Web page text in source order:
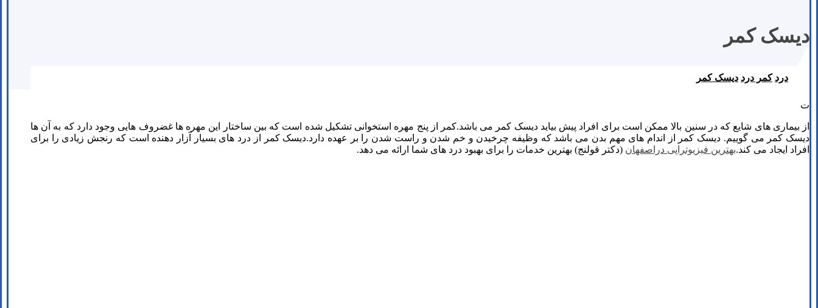
دیسک کمر
درد کمر درد دیسک کمر
ت
از بیماری های شایع که در سنین بالا ممکن است برای افراد پیش بیاید دیسک کمر می باشد.کمر از پنج مهره استخوانی تشکیل شده است که بین ساختار این مهره ها غضروف هایی وجود دارد که به آن ها
دیسک کمر می گوییم. دیسک کمر از اندام های مهم بدن می باشد که وظیفه چرخیدن و خم شدن و راست شدن را بر عهده دارد.دیسک کمر از درد های بسیار آزار دهنده است که رنجش زیادی را برای
افراد ایجاد می کند.بهترین فیزیوتراپی دراصفهان (دکتر قولنج) بهترین خدمات را برای بهبود درد های شما ارائه می دهد.